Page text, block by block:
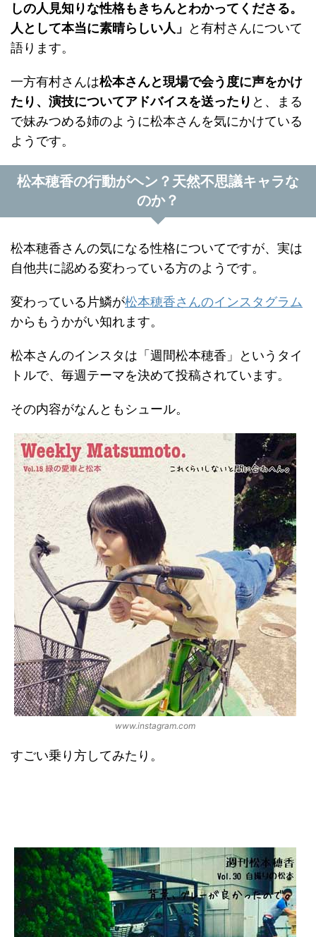
しの人見知りな性格もきちんとわかってくださる。
人として本当に素晴らしい人」
と有村さんについて
語ります。
一方有村さんは松本さんと現場で会う度に声をかけ
たり、演技についてアドバイスを送ったり と、まる
で妹みつめる姉のように松本さんを気にかけている
ようです。
松本穂香の行動がヘン？天然不思議キャラな
のか？
松本穂香さんの気になる性格についてですが、実は
自他共に認める変わっている方のようです。
変わっている片鱗が松本穂香さんのインスタグラム
からもうかがい知れます。
松本さんのインスタは「週間松本穂香」というタイ
トルで、毎週テーマを決めて投稿されています。
その内容がなんともシュール。
www.instagram.com
すごい乗り方してみたり。